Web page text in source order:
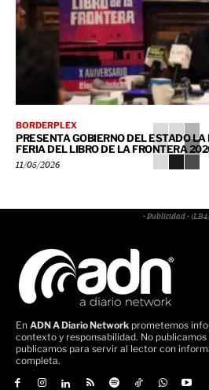
BORDERPLEX
PRESENTA GOBIERNO DEL ESTADO
FERIA DEL LIBRO DE LA FRONTERA
11/05/2026
- Publicidad - (LB4)
En ADN A Diario Network prometemos
contexto y responsabilidad. No
publicamos para servir al lector con
completa.